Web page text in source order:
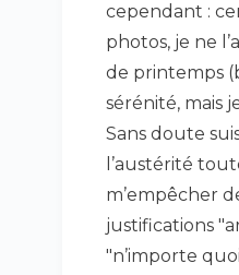
cependant :
photos, je ne
de printemps
sérénité, mais
Sans doute
l’austérité
m’empêcher
justifications
"n’importe